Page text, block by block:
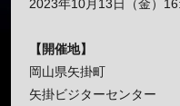
2023年10月13日（金）
【開催地】
岡山県矢掛町
矢掛ビジターセンター